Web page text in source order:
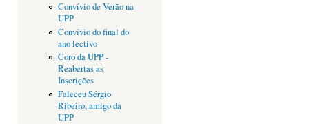
Convívio de Verão na
UPP
Convívio do final do
ano lectivo
Coro da UPP -
Reabertas as
Inscrições
Faleceu Sérgio
Ribeiro, amigo da
UPP